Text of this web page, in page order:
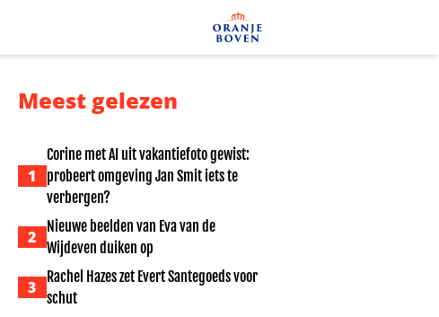
Meest gelezen
1
Corine met AI uit vakantiefoto gewist:
probeert omgeving Jan Smit iets te
verbergen?
2
Nieuwe beelden van Eva van de
Wijdeven duiken op
3
Rachel Hazes zet Evert Santegoeds voor
schut